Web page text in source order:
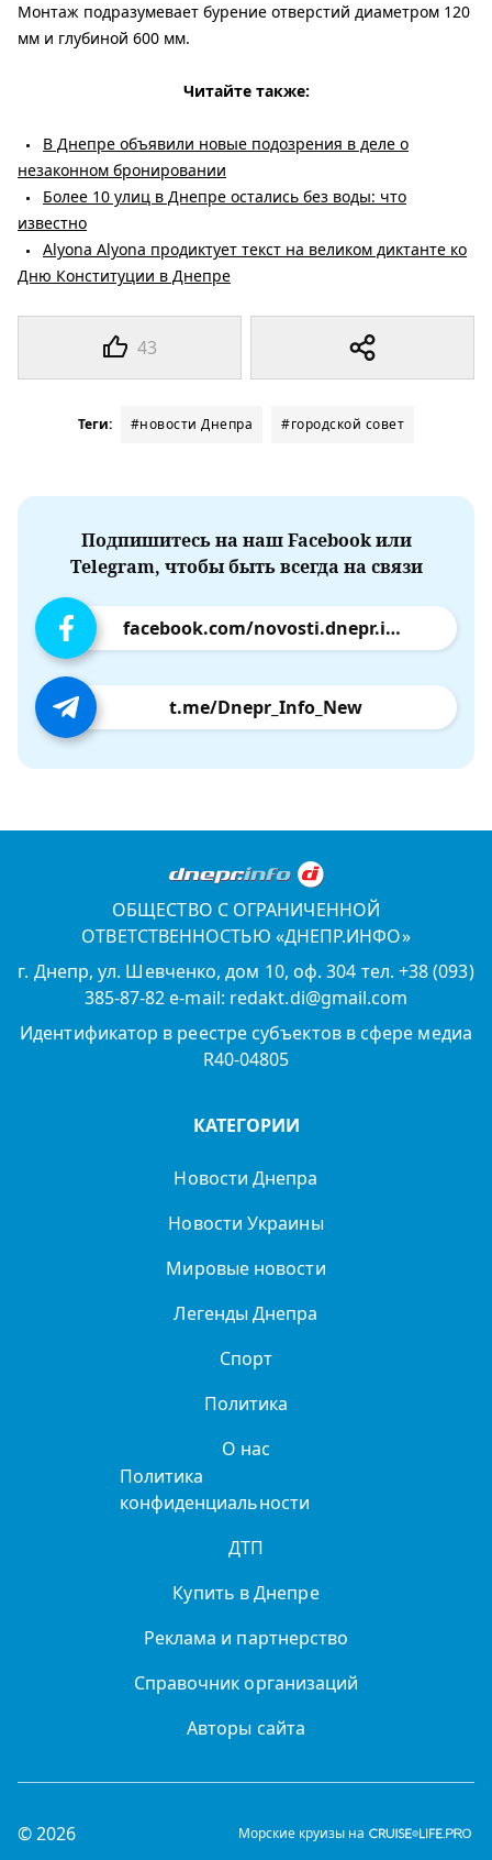
43
Монтаж подразумевает бурение отверстий диаметром 120
мм и глубиной 600 мм.
Читайте также:
В Днепре объявили новые подозрения в деле о
незаконном бронировании
Более 10 улиц в Днепре остались без воды: что
известно
Alyona Alyona продиктует текст на великом диктанте ко
Дню Конституции в Днепре
Теги: #новости Днепра #городской совет
Подпишитесь на наш Facebook или
Telegram, чтобы быть всегда на связи
facebook.com/novosti.dnepr.info
t.me/Dnepr_Info_New
ОБЩЕСТВО С ОГРАНИЧЕННОЙ
ОТВЕТСТВЕННОСТЬЮ «ДНЕПР.ИНФО»
г. Днепр, ул. Шевченко, дом 10, оф. 304 тел. +38 (093)
385-87-82 e-mail: redakt.di@gmail.com
Идентификатор в реестре субъектов в сфере медиа
R40-04805
КАТЕГОРИИ
Новости Днепра
Новости Украины
Мировые новости
Легенды Днепра
Спорт
Политика
О нас
Политика
конфиденциальности
ДТП
Купить в Днепре
Реклама и партнерство
Справочник организаций
Авторы сайта
© 2026 Морские круизы на